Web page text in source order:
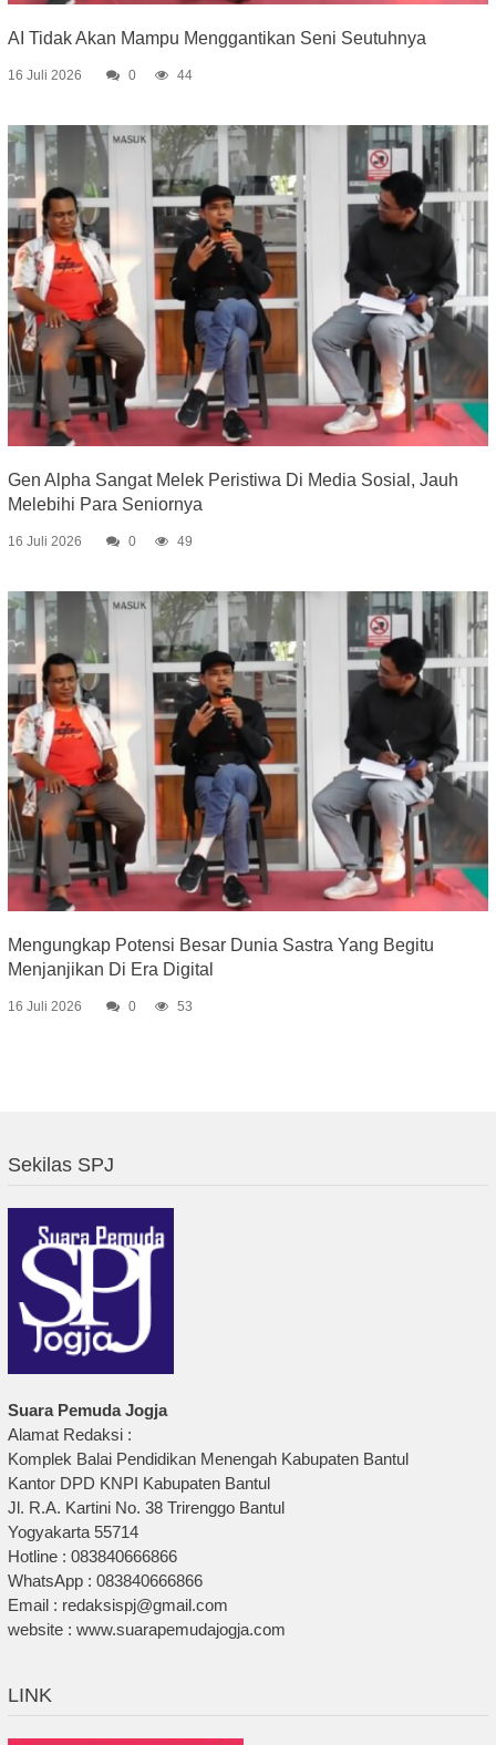
AI Tidak Akan Mampu Menggantikan Seni Seutuhnya
16 Juli 2026 0 44
Gen Alpha Sangat Melek Peristiwa Di Media Sosial, Jauh
Melebihi Para Seniornya
16 Juli 2026 0 49
Mengungkap Potensi Besar Dunia Sastra Yang Begitu
Menjanjikan Di Era Digital
16 Juli 2026 0 53
Sekilas SPJ
Suara Pemuda Jogja
Alamat Redaksi :
Komplek Balai Pendidikan Menengah Kabupaten Bantul
Kantor DPD KNPI Kabupaten Bantul
Jl. R.A. Kartini No. 38 Trirenggo Bantul
Yogyakarta 55714
Hotline : 083840666866
WhatsApp : 083840666866
Email : redaksispj@gmail.com
website : www.suarapemudajogja.com
LINK